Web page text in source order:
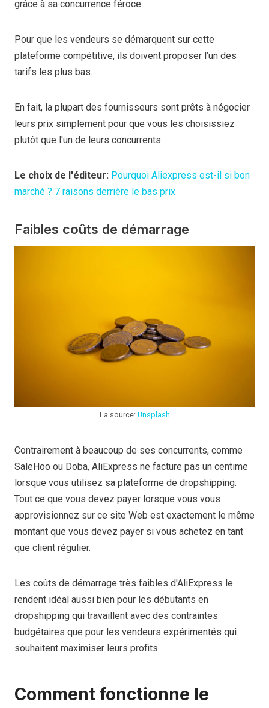
grâce à sa concurrence féroce.
Pour que les vendeurs se démarquent sur cette
plateforme compétitive, ils doivent proposer l’un des
tarifs les plus bas.
En fait, la plupart des fournisseurs sont prêts à négocier
leurs prix simplement pour que vous les choisissiez
plutôt que l'un de leurs concurrents.
Le choix de l'éditeur: Pourquoi Aliexpress est-il si bon
marché ? 7 raisons derrière le bas prix
Faibles coûts de démarrage
La source: Unsplash
Contrairement à beaucoup de ses concurrents, comme
SaleHoo ou Doba, AliExpress ne facture pas un centime
lorsque vous utilisez sa plateforme de dropshipping.
Tout ce que vous devez payer lorsque vous vous
approvisionnez sur ce site Web est exactement le même
montant que vous devez payer si vous achetez en tant
que client régulier.
Les coûts de démarrage très faibles d'AliExpress le
rendent idéal aussi bien pour les débutants en
dropshipping qui travaillent avec des contraintes
budgétaires que pour les vendeurs expérimentés qui
souhaitent maximiser leurs profits.
Comment fonctionne le